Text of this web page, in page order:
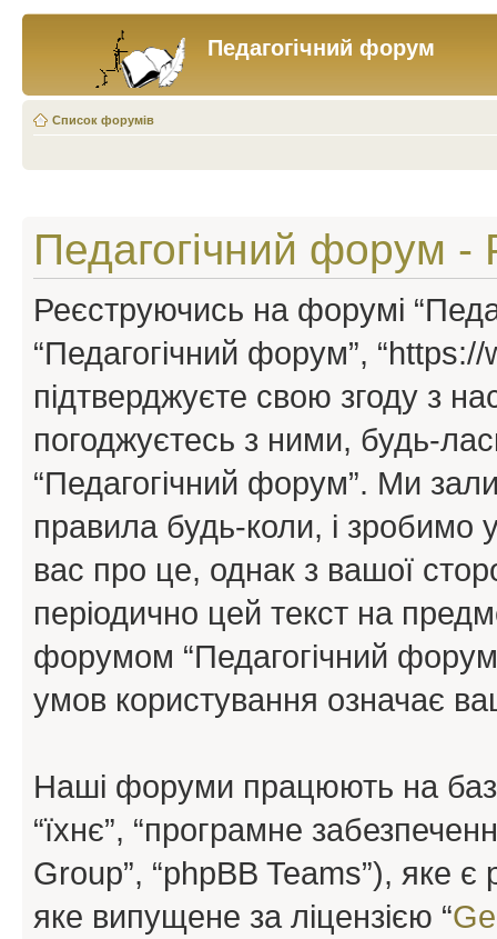
Педагогічний форум
Список форумів
Педагогічний форум -
Реєструючись на форумі
“Педагогічний форум”,
підтверджуєте свою згоду з
погоджуєтесь з ними, будь-
“Педагогічний форум”. Ми
правила будь-коли, і
вас про це, однак з вашої
періодично цей текст на
форумом “Педагогічний
умов користування означає
Наші форуми працюють на
“їхнє”, “програмне
Group”, “phpBB Teams”), яке
яке випущене за ліцензією “